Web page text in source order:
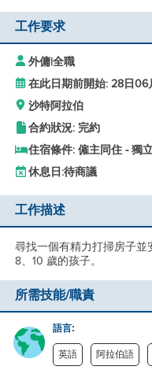
工作要求
外傭|全職
在此日期前開始: 28日06
沙特阿拉伯
合約狀況: 完約
住宿條件: 僱主同住 - 獨
休息日:待商議
工作描述
尋找一個有精力打掃房子並
8、10 歲的孩子。
所需技能/職責
語言:
英語 阿拉伯語